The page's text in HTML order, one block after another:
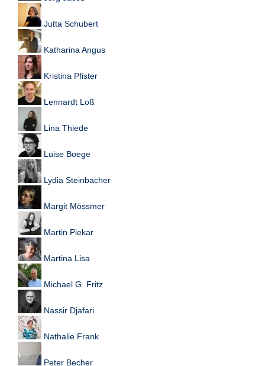
Jutta Schubert
Katharina Angus
Kristina Pfister
Lennardt Loß
Lina Thiede
Luise Boege
Lydia Steinbacher
Margit Mössmer
Martin Piekar
Martina Lisa
Michael G. Fritz
Nassir Djafari
Nathalie Frank
Peter Becher